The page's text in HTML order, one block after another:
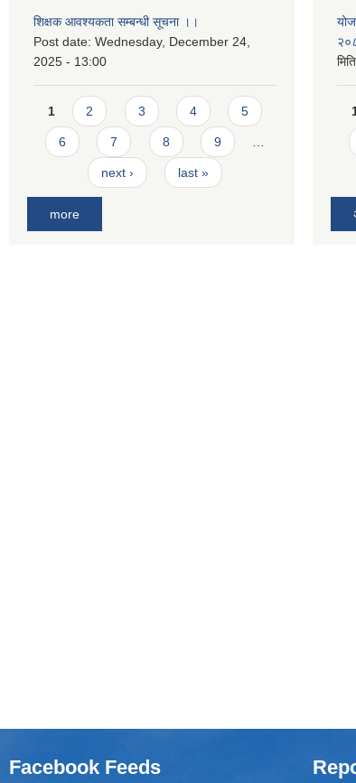
शिक्षक आवश्यकता सम्बन्धी सूचना ।।
Post date: Wednesday, December 24,
2025 - 13:00
Pages
1 2 3 4 5
6 7 8 9
next › last »
more
Facebook Feeds